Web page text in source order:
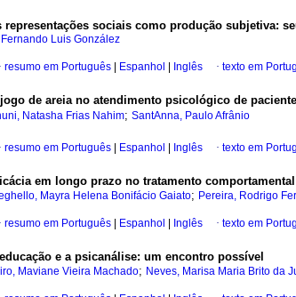
representações sociais como produção subjetiva:
Fernando Luis González
· resumo em Português Espanhol Inglês · texto em
de areia no atendimento psicológico de
Natasha Frias Nahim; SantAnna, Paulo Afrânio
· resumo em Português Espanhol Inglês · texto em
em longo prazo no tratamento
Mayra Helena Bonifácio Gaiato; Pereira, Rodrigo
· resumo em Português Espanhol Inglês · texto em
e a psicanálise: um encontro possível
Maviane Vieira Machado; Neves, Marisa Maria Brito da